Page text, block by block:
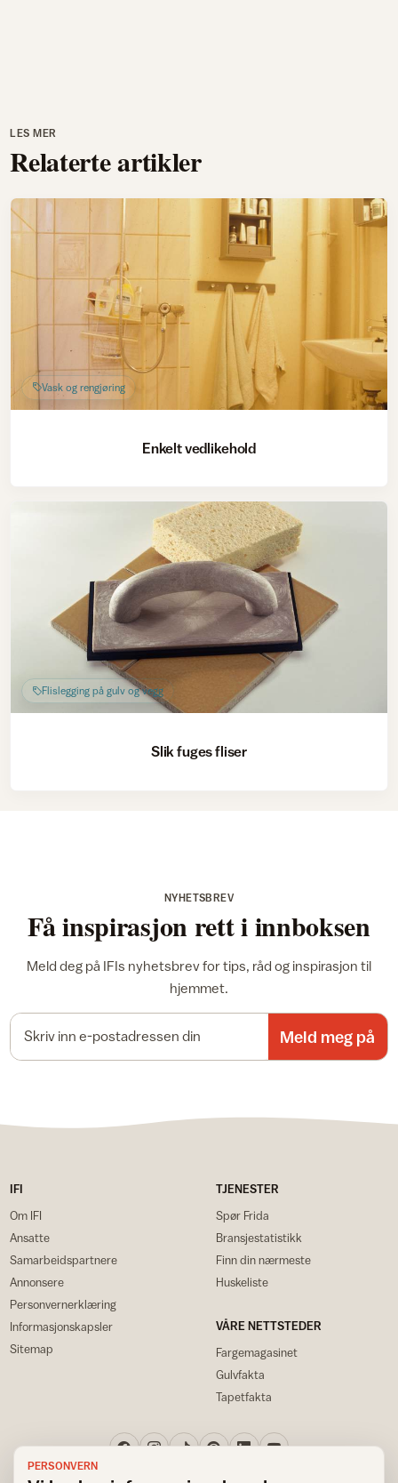
LES MER
Relaterte artikler
Vask og rengjøring
Enkelt vedlikehold
Flislegging på gulv og vegg
Slik fuges fliser
NYHETSBREV
Få inspirasjon rett i innboksen
Meld deg på IFIs nyhetsbrev for tips, råd og inspirasjon til
hjemmet.
Meld meg på
IFI
Om IFI
Ansatte
Samarbeidspartnere
Annonsere
Personvernerklæring
Informasjonskapsler
Sitemap
TJENESTER
Spør Frida
Bransjestatistikk
Finn din nærmeste
Huskeliste
VÅRE NETTSTEDER
Fargemagasinet
Gulvfakta
Tapetfakta
PERSONVERN